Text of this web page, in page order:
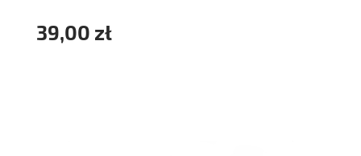
39,00 zł